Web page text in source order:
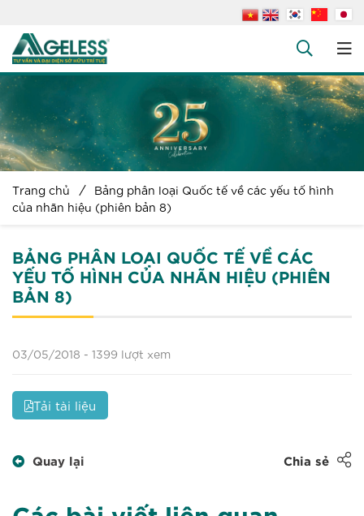
Dịch vụ
Văn bản pháp luật +
Hỏi đáp +
Tuyển dụng
Trang chủ
Bảng phân loại Quốc tế về các yếu tố hình
của nhãn hiệu (phiên bản 8)
BẢNG PHÂN LOẠI QUỐC TẾ VỀ CÁC
YẾU TỐ HÌNH CỦA NHÃN HIỆU (PHIÊN
BẢN 8)
03/05/2018 - 1399 lượt xem
Tải tài liệu
Quay lại Chia sẻ